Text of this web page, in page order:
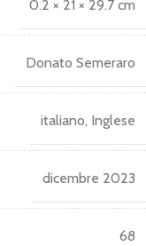
0.2 × 21 × 29.7 cm
Donato Semeraro
italiano, Inglese
dicembre 2023
68